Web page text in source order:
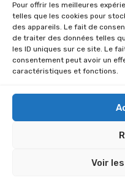
Pour offrir les meilleures
telles que les cookies pour
des appareils. Le fait de
de traiter des données telles
les ID uniques sur ce site. Le
consentement peut avoir un
caractéristiques et fonctions.
Voir
Acceptation RGPD
*
J'accepte la
site Home & Déco
Plan du site